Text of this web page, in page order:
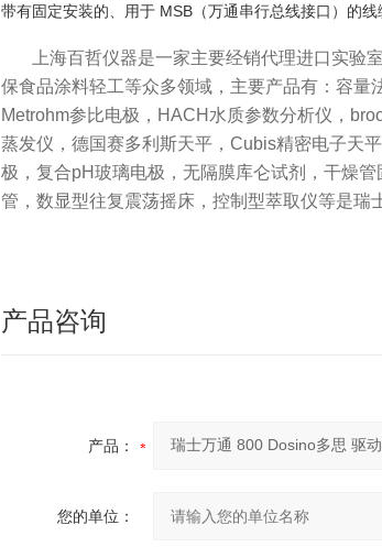
带有固定安装的、用于 MSB（万通串行总线接口）的线
上海百哲仪器是一家主要经销代理进口实验
保食品涂料轻工等众多领域，主要产品有：容量
Metrohm参比电极，HACH水质参数分析仪，
蒸发仪，德国赛多利斯天平，Cubis精密电子天
极，复合pH玻璃电极，无隔膜库仑试剂，干燥
管，数显型往复震荡摇床，控制型萃取仪等是瑞
产品咨询
产品：
您的单位：